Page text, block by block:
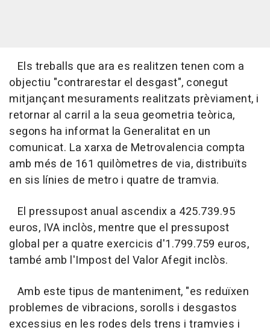
Els treballs que ara es realitzen tenen com a
objectiu "contrarestar el desgast", conegut
mitjançant mesuraments realitzats prèviament, i
retornar al carril a la seua geometria teòrica,
segons ha informat la Generalitat en un
comunicat. La xarxa de Metrovalencia compta
amb més de 161 quilòmetres de via, distribuïts
en sis línies de metro i quatre de tramvia.
El pressupost anual ascendix a 425.739.95
euros, IVA inclòs, mentre que el pressupost
global per a quatre exercicis d'1.799.759 euros,
també amb l'Impost del Valor Afegit inclòs.
Amb este tipus de manteniment, "es reduïxen
problemes de vibracions, sorolls i desgastos
excessius en les rodes dels trens i tramvies i